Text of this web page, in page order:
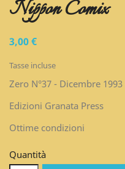
Nippon Comix
3,00 €
Tasse incluse
Zero N°37 - Dicembre
Edizioni Granata Press
Ottime condizioni
Quantità